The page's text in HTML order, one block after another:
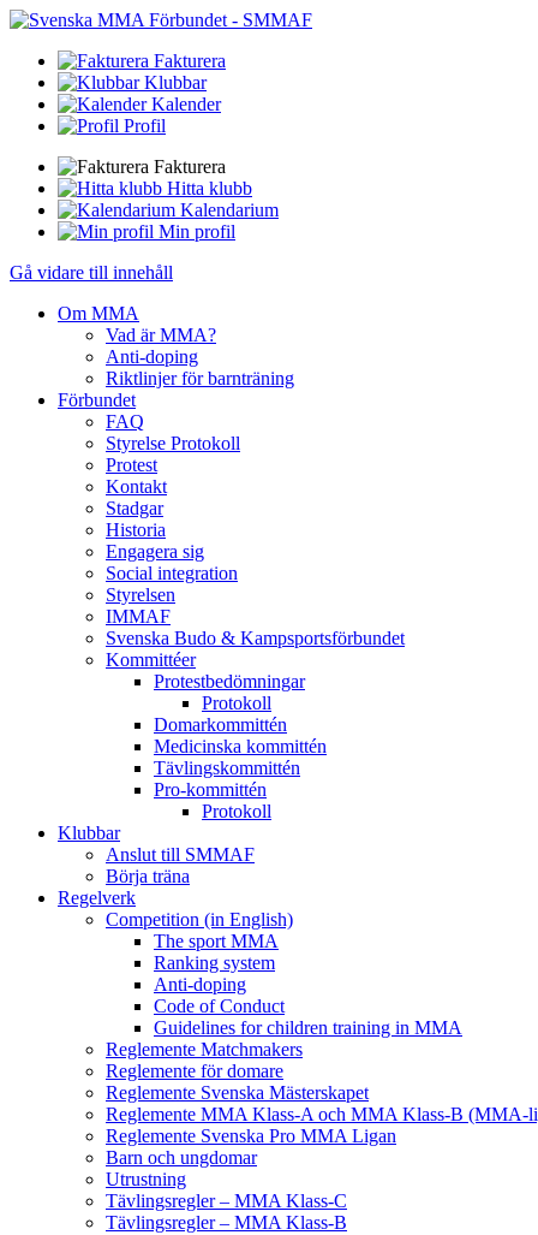
Fakturera
Klubbar
Kalender
Profil
Fakturera
Hitta klubb
Kalendarium
Min profil
Gå vidare till innehåll
Om MMA
Vad är MMA?
Anti-doping
Riktlinjer för barnträning
Förbundet
FAQ
Styrelse Protokoll
Protest
Kontakt
Stadgar
Historia
Engagera sig
Social integration
Styrelsen
IMMAF
Svenska Budo & Kampsportsförbundet
Kommittéer
Protestbedömningar
Protokoll
Domarkommittén
Medicinska kommittén
Tävlingskommittén
Pro-kommittén
Protokoll
Klubbar
Anslut till SMMAF
Börja träna
Regelverk
Competition (in English)
The sport MMA
Ranking system
Anti-doping
Code of Conduct
Guidelines for children training in MMA
Reglemente Matchmakers
Reglemente för domare
Reglemente Svenska Mästerskapet
Reglemente MMA Klass-A och MMA Klass-B (MMA-
Reglemente Svenska Pro MMA Ligan
Barn och ungdomar
Utrustning
Tävlingsregler – MMA Klass-C
Tävlingsregler – MMA Klass-B